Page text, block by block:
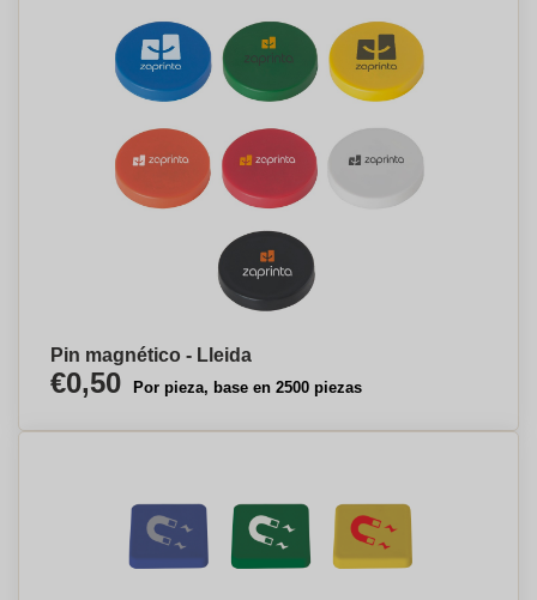
Pin magnético - Lleida
€0,50 Por pieza, base en 2500 piezas